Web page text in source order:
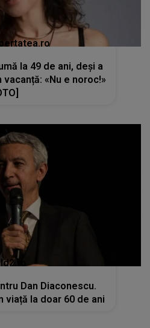
la 49 de ani, deși a
«Nu e noroc!»
Dan Diaconescu.
viață la doar 60 de ani